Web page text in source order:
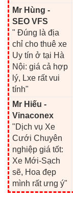
Mr Hùng -
SEO VFS
" Đúng là địa
chỉ cho thuê xe
Uy tín ở tại Hà
Nội: giá cả hợp
lý, Lxe rất vui
tính"
Mr Hiếu -
Vinaconex
"Dịch vụ Xe
Cưới Chuyên
nghiệp giá tốt:
Xe Mới-Sạch
sẽ, Hoa đẹp
mình rất ưng ý"